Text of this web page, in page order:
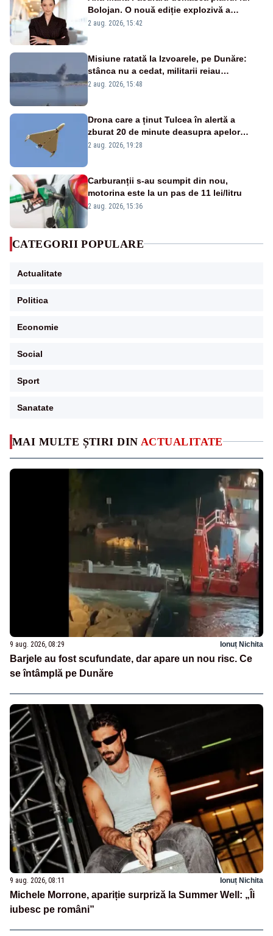
MAI MULTE ȘTIRI DIN ACTUALITATE
9 aug. 2026, 08:29 Ionuț Nichita
Barjele au fost scufundate, dar apare un nou risc. Ce
se întâmplă pe Dunăre
9 aug. 2026, 08:11 Ionuț Nichita
Michele Morrone, apariție surpriză la Summer Well: „Îi
iubesc pe români”
Bolojan. O nouă ediție explozivă a
emisiunii „Miza Zilei” la Realitatea PLUS
2 aug. 2026, 15:42
Misiune ratată la Izvoarele, pe Dunăre:
stânca nu a cedat, militarii reiau
detonările luni – VIDEO
2 aug. 2026, 15:48
Drona care a ținut Tulcea în alertă a
zburat 20 de minute deasupra apelor
României. Au fost ridicate două F-16
2 aug. 2026, 19:28
Carburanții s-au scumpit din nou,
motorina este la un pas de 11 lei/litru
2 aug. 2026, 15:36
CATEGORII POPULARE
Actualitate
Politica
Economie
Social
Sport
Sanatate